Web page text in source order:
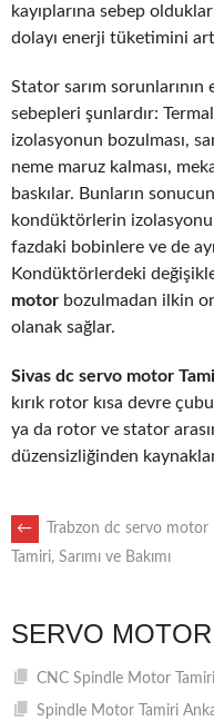
kayıplarına sebep
dolayı enerji tüketimini
Stator sarım sorunlarının
sebepleri şunlardır: Termal
izolasyonun bozulması,
neme maruz kalması,
baskılar. Bunların
kondüktörlerin
fazdaki bobinlere ve de
Kondüktörlerdeki
motor bozulmadan ilkin
olanak sağlar.
Sivas dc servo motor
kırık rotor kısa devre
ya da rotor ve stator
düzensizliğinden
POST
←
Trabzon dc servo motor
Tamiri, Sarımı ve Bakımı
SERVO
CNC Spindle Motor
Spindle Motor Tamiri